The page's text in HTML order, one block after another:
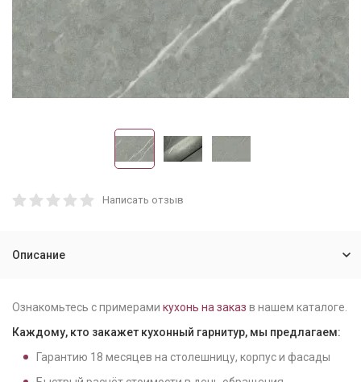
Написать отзыв
Описание
Ознакомьтесь с примерами кухонь на заказ в нашем каталоге.
Каждому, кто закажет кухонный гарнитур, мы предлагаем:
Гарантию 18 месяцев на столешницу, корпус и фасады